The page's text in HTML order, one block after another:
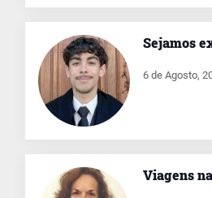
Sejamos
6 de Agosto,
Viagens